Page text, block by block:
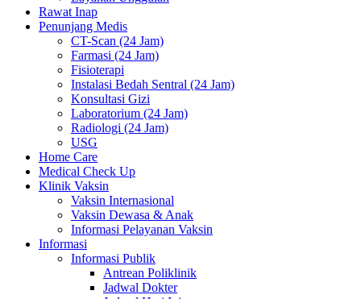
Rawat Inap
Penunjang Medis
CT-Scan (24 Jam)
Farmasi (24 Jam)
Fisioterapi
Instalasi Bedah Sentral (24 Jam)
Konsultasi Gizi
Laboratorium (24 Jam)
Radiologi (24 Jam)
USG
Home Care
Medical Check Up
Klinik Vaksin
Vaksin Internasional
Vaksin Dewasa & Anak
Informasi Pelayanan Vaksin
Informasi
Informasi Publik
Antrean Poliklinik
Jadwal Dokter